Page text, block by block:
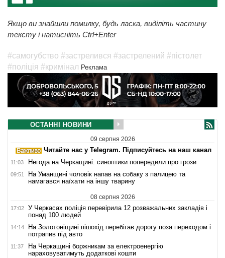
Якщо ви знайшли помилку, будь ласка, виділіть частину
тексту і натисніть Ctrl+Enter
#самогубство #застрелився #застрелений #пістолет
#поліція #кримінал Реклама
ОСТАННІ НОВИНИ
09 серпня 2026
Читайте нас у Telegram. Підписуйтесь на наш канал
11:03 Негода на Черкащині: синоптики попередили про грози
09:51
На Уманщині чоловік напав на собаку з палицею та
намагався наїхати на іншу тварину
08 серпня 2026
17:02
У Черкасах поліція перевірила 12 розважальних закладів і
понад 100 людей
14:14
На Золотоніщині пішохід перебігав дорогу поза переходом і
потрапив під авто
11:37
На Черкащині боржникам за електроенергію
нараховуватимуть додаткові кошти